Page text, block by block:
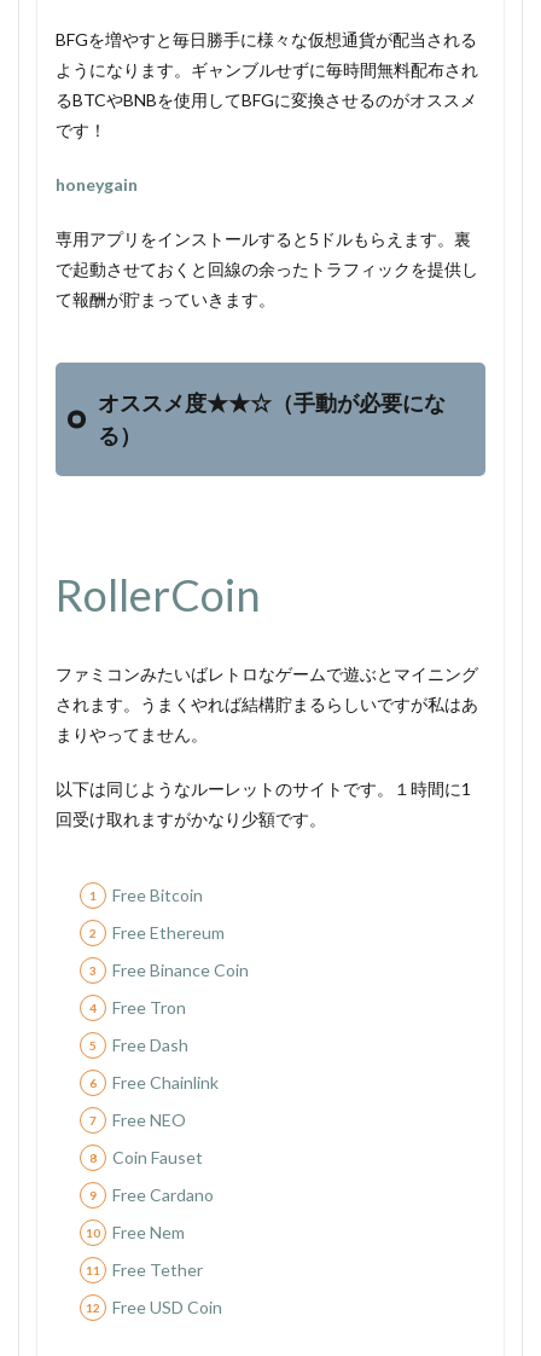
BFGを増やすと毎日勝手に様々な仮想通貨が配当される
ようになります。ギャンブルせずに毎時間無料配布され
るBTCやBNBを使用してBFGに変換させるのがオススメ
です！
honeygain
専用アプリをインストールすると5ドルもらえます。裏
で起動させておくと回線の余ったトラフィックを提供し
て報酬が貯まっていきます。
オススメ度★★☆（手動が必要にな
る）
RollerCoin
ファミコンみたいばレトロなゲームで遊ぶとマイニング
されます。うまくやれば結構貯まるらしいですが私はあ
まりやってません。
以下は同じようなルーレットのサイトです。１時間に1
回受け取れますがかなり少額です。
Free Bitcoin
Free Ethereum
Free Binance Coin
Free Tron
Free Dash
Free Chainlink
Free NEO
Coin Fauset
Free Cardano
Free Nem
Free Tether
Free USD Coin